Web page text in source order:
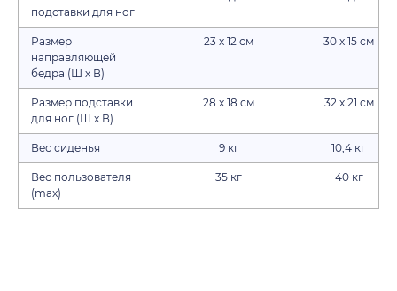
подставки для ног
Размер
направляющей
бедра (Ш х В)
23 х 12 см 30 х 15 см
Размер подставки
для ног (Ш x В)
28 х 18 см 32 х 21 см
Вес сиденья 9 кг 10,4 кг
Вес пользователя
(max)
35 кг 40 кг